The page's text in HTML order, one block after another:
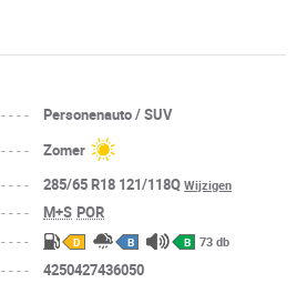
----
Personenauto / SUV
----
Zomer
---- 285/65 R18 121/118QWijzigen
---- M+S POR
---- D B B 73 db
----
4250427436050